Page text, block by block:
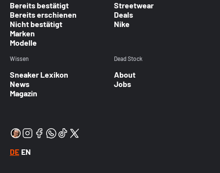
Bereits bestätigt
Bereits erschienen
Nicht bestätigt
Marken
Modelle
Streetwear
Deals
Nike
Wissen
Sneaker Lexikon
News
Magazin
Dead Stock
About
Jobs
DE EN